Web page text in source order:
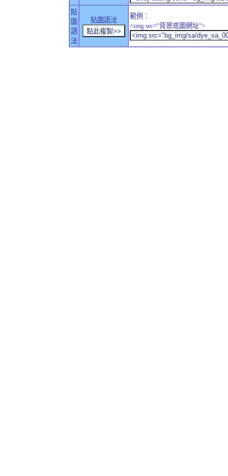
貼
圖
語
法
貼圖語法
範例：
<img src="背景底圖網址">